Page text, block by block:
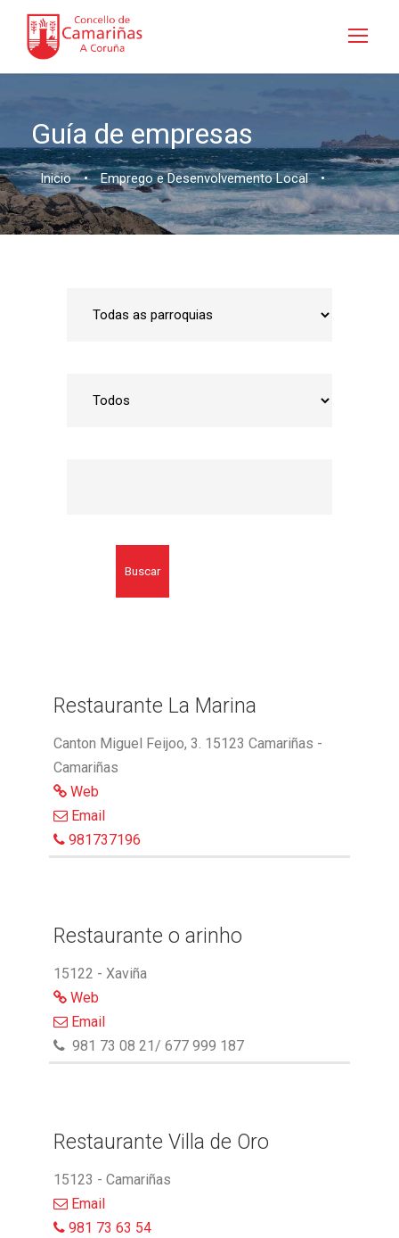
Guía de empresas
Inicio • Emprego e Desenvolvemento Local •
Buscar
Restaurante La Marina
Canton Miguel Feijoo, 3. 15123 Camariñas -
Camariñas
Web
Email
981737196
Restaurante o arinho
15122 - Xaviña
Web
Email
981 73 08 21/ 677 999 187
Restaurante Villa de Oro
15123 - Camariñas
Email
981 73 63 54